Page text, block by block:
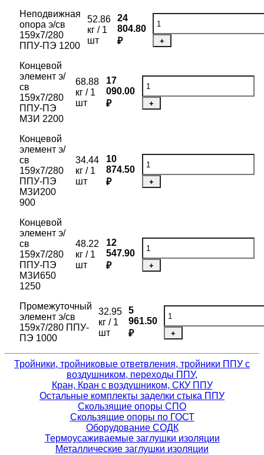
Неподвижная
опора э/св
159х7/280
ППУ-ПЭ 1200
52.86
кг / 1
шт
24
804.80
₽
+
Концевой
элемент э/
св
159х7/280
ППУ-ПЭ
МЗИ 2200
68.88
кг / 1
шт
17
090.00
₽
+
Концевой
элемент э/
св
159х7/280
ППУ-ПЭ
МЗИ200
900
34.44
кг / 1
шт
10
874.50
₽
+
Концевой
элемент э/
св
159х7/280
ППУ-ПЭ
МЗИ650
1250
48.22
кг / 1
шт
12
547.90
₽
+
Промежуточный
элемент э/св
159х7/280 ППУ-
ПЭ 1000
32.95
кг / 1
шт
5
961.50
₽
+
Тройники, тройниковые ответвления, тройники ППУ с
воздушником, переходы ППУ,
Кран, Кран с воздушником, СКУ ППУ
Остальные комплекты заделки стыка ППУ
Скользящие опоры СПО
Скользящие опоры по ГОСТ
Оборудование СОДК
Термоусаживаемые заглушки изоляции
Металлические заглушки изоляции